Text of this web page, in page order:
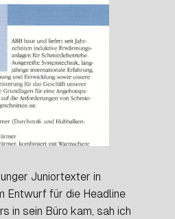
Juniortexter in
Entwurf für die Headline
in sein Büro kam, sah ich